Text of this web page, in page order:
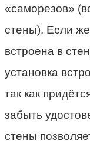
«саморезов»
стены). Если же
встроена в
установка
так как
забыть
стены